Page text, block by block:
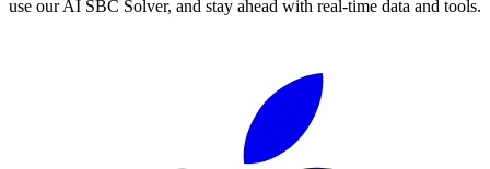
use our AI SBC Solver, and stay ahead with real-time data and tools.